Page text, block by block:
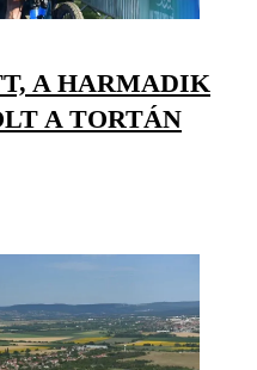
A HARMADIK
A TORTÁN